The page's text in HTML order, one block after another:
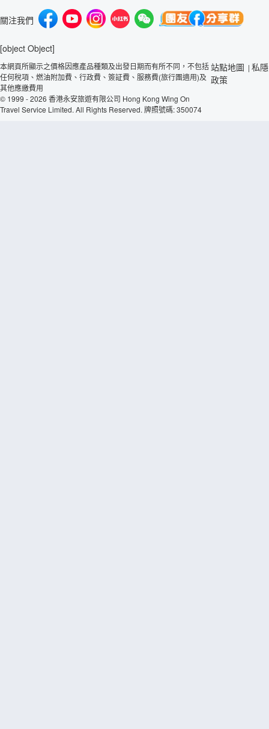
關注我們
[object Object]
本網頁所顯示之價格因應產品種類及出發日期而有所不同，不包括
任何稅項、燃油附加費、行政費、簽証費、服務費(旅行團適用)及
其他應繳費用
© 1999 - 2026 香港永安旅遊有限公司 Hong Kong Wing On
Travel Service Limited. All Rights Reserved. 牌照號碼: 350074
站點地圖 | 私隱
政策